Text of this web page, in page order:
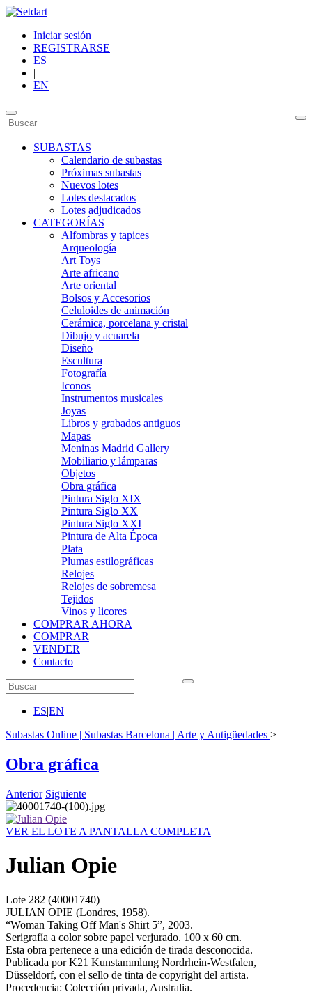
Iniciar sesión
REGISTRARSE
ES
|
EN
SUBASTAS
Calendario de subastas
Próximas subastas
Nuevos lotes
Lotes destacados
Lotes adjudicados
CATEGORÍAS
Alfombras y tapices
Arqueología
Art Toys
Arte africano
Arte oriental
Bolsos y Accesorios
Celuloides de animación
Cerámica, porcelana y cristal
Dibujo y acuarela
Diseño
Escultura
Fotografía
Iconos
Instrumentos musicales
Joyas
Libros y grabados antiguos
Mapas
Meninas Madrid Gallery
Mobiliario y lámparas
Objetos
Obra gráfica
Pintura Siglo XIX
Pintura Siglo XX
Pintura Siglo XXI
Pintura de Alta Época
Plata
Plumas estilográficas
Relojes
Relojes de sobremesa
Tejidos
Vinos y licores
COMPRAR AHORA
COMPRAR
VENDER
Contacto
ES|EN
Subastas Online | Subastas Barcelona | Arte y Antigüedades >
Obra gráfica
Anterior Siguiente
VER EL LOTE A PANTALLA COMPLETA
Julian Opie
Lote 282 (40001740)
JULIAN OPIE (Londres, 1958).
“Woman Taking Off Man's Shirt 5”, 2003.
Serigrafía a color sobre papel verjurado. 100 x 60 cm.
Esta obra pertenece a una edición de tirada desconocida.
Publicada por K21 Kunstammlung Nordrhein-Westfalen,
Düsseldorf, con el sello de tinta de copyright del artista.
Procedencia: Colección privada, Australia.